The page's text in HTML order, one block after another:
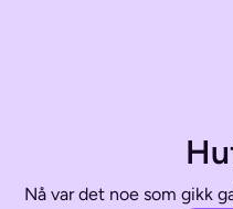
Nå var det noe som gikk